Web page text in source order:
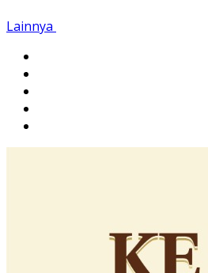
Lainnya